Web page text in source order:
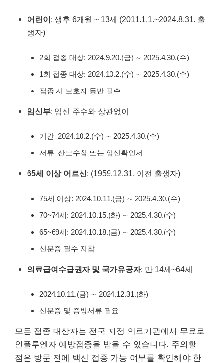
어린이: 생후 6개월 ~ 13세 (2011.1.1.~2024.8.31. 출
생자)
2회 접종 대상: 2024.9.20.(금) ∼ 2025.4.30.(수)
1회 접종 대상: 2024.10.2.(수) ∼ 2025.4.30.(수)
접종 시 보호자 동반 필수
임신부: 임신 주수와 상관없이
기간: 2024.10.2.(수) ∼ 2025.4.30.(수)
서류: 산모수첩 또는 임신확인서
65세 이상 어르신: (1959.12.31. 이전 출생자)
75세 이상: 2024.10.11.(금) ∼ 2025.4.30.(수)
70~74세: 2024.10.15.(화) ∼ 2025.4.30.(수)
65~69세: 2024.10.18.(금) ∼ 2025.4.30.(수)
신분증 필수 지참
의료급여수급권자 및 국가유공자: 만 14세~64세
2024.10.11.(금) ∼ 2024.12.31.(화)
신분증 및 증빙서류 필요
모든 접종 대상자는 전국 지정 의료기관에서 무료로
인플루엔자 예방접종을 받을 수 있습니다. 주의할
점은 방문 전에 백신 접종 가능 여부를 확인해야 한